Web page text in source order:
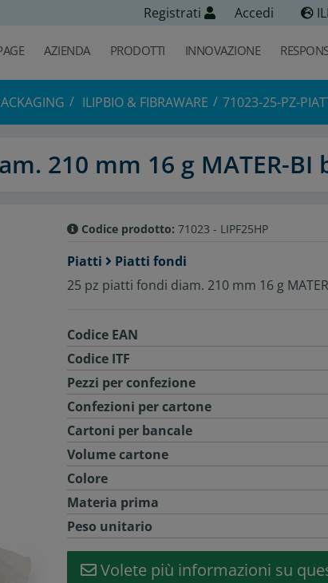
Registrati Accedi
AZIENDA PRODOTTI INNOVAZIONE
ILIPBIO & FIBRAWARE 71023-25-PZ-
210 mm 16 g MATER-BI
Codice prodotto: 71023 - LIPF25HP
Piatti
Piatti fondi
25 pz piatti fondi diam. 210 mm 16 g
Codice EAN
Codice ITF
Pezzi per confezione
Confezioni per cartone
Cartoni per bancale
Volume cartone
Colore
Materia prima
Peso unitario
Volete più informazioni su